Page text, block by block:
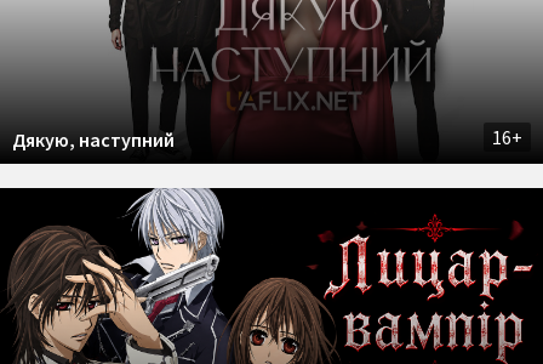
16+
Дякую, наступний